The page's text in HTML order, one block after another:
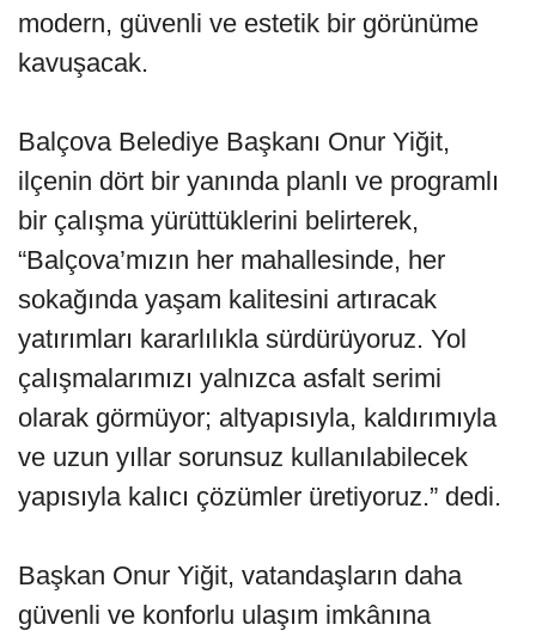
modern, güvenli ve estetik bir görünüme
kavuşacak.
Balçova Belediye Başkanı Onur Yiğit,
ilçenin dört bir yanında planlı ve programlı
bir çalışma yürüttüklerini belirterek,
“Balçova’mızın her mahallesinde, her
sokağında yaşam kalitesini artıracak
yatırımları kararlılıkla sürdürüyoruz. Yol
çalışmalarımızı yalnızca asfalt serimi
olarak görmüyor; altyapısıyla, kaldırımıyla
ve uzun yıllar sorunsuz kullanılabilecek
yapısıyla kalıcı çözümler üretiyoruz.” dedi.
Başkan Onur Yiğit, vatandaşların daha
güvenli ve konforlu ulaşım imkânına